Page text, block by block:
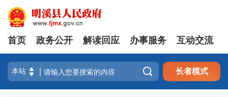
首页 政务公开 解读回应 办事服务 互动交流
 长者模式